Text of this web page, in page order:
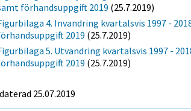
förhandsuppgift 2019 (25.7.2019)
4. Invandring kvartalsvis 1997 -
2019 (25.7.2019)
5. Utvandring kvartalsvis 1997 -
2019 (25.7.2019)
25.07.2019